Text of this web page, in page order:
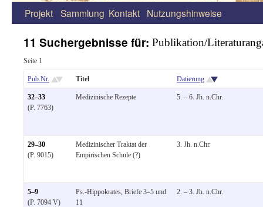
Zum
springen
Projekt Sammlung Kontakt Nutzungshinweise
11 Suchergebnisse für: Publikation/
Seite 1
Pub.Nr. Titel Datierung
32–33
(P. 7763)
Medizinische Rezepte 5. – 6. Jh. n.Chr.
29–30
(P. 9015)
Medizinischer Traktat der
Empirischen Schule (?)
3. Jh. n.Chr.
5–9
(P. 7094 V)
Ps.-Hippokrates, Briefe 3–5 und
11
2. – 3. Jh. n.Chr.